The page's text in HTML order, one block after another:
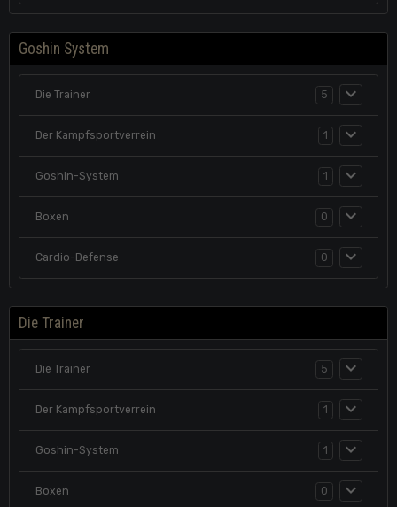
Goshin System
Die Trainer 5
Der Kampfsportverrein 1
Goshin-System 1
Boxen 0
Cardio-Defense 0
Die Trainer
Die Trainer 5
Der Kampfsportverrein 1
Goshin-System 1
Boxen 0